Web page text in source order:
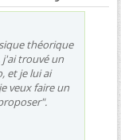
théorique
j'ai trouvé un
et je lui ai
veux faire un